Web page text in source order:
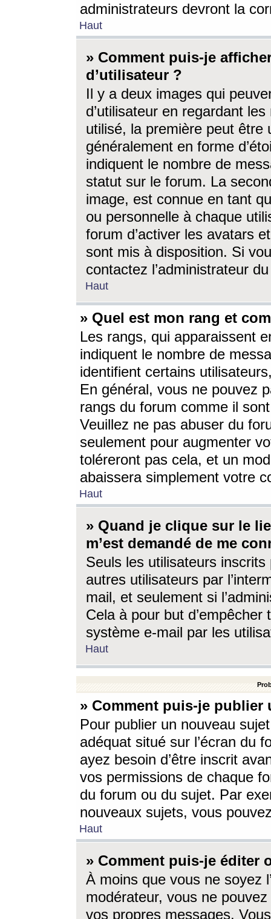
administrateurs devront la
Haut
» Comment puis-je
d’utilisateur ?
Il y a deux images qui
d’utilisateur en regardant
utilisé, la première peut être
généralement en forme
indiquent le nombre de
statut sur le forum. La
image, est connue en tant
ou personnelle à chaque
forum d’activer les avatars
sont mis à disposition. Si
contactez l’administrateur
Haut
» Quel est mon rang et
Les rangs, qui apparaissent
indiquent le nombre de
identifient certains
En général, vous ne pouvez
rangs du forum comme il
Veuillez ne pas abuser du
seulement pour augmenter
toléreront pas cela, et un
abaissera simplement votre
Haut
» Quand je clique sur le
m’est demandé de me
Seuls les utilisateurs
autres utilisateurs par
mail, et seulement si
Cela à pour but
système e-mail par les
Haut
» Comment puis-je
Pour publier un nouveau
adéquat situé sur l’écran du
ayez besoin d’être inscrit
vos permissions de chaque
du forum ou du sujet. Par
nouveaux sujets, vous
Haut
» Comment puis-je éditer
À moins que vous ne soyez
modérateur, vous ne
vos propres messages.